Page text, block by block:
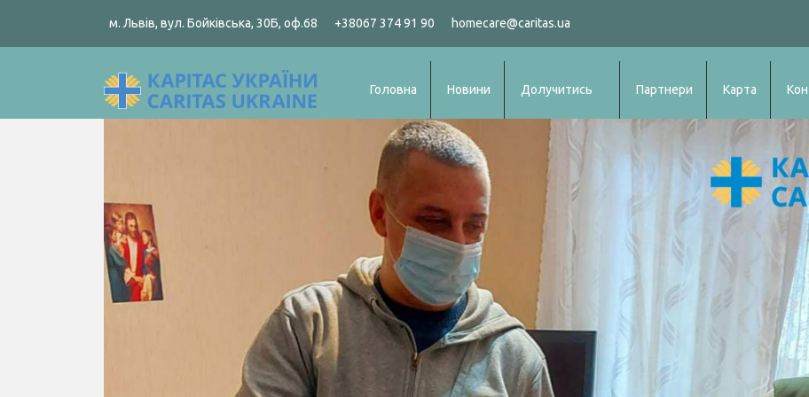
м. Львів, вул. Бойківська, 30Б, оф.68 +38067 374 91 90 homecare@caritas.ua
Головна Новини Долучитись Партнери Карта